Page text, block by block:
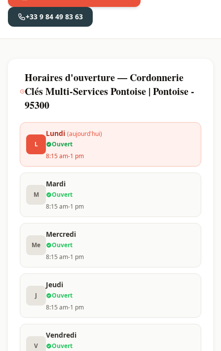
+33 9 84 49 83 63
Horaires d'ouverture — Cordonnerie
Clés Multi-Services Pontoise | Pontoise -
95300
L
Lundi (aujourd'hui)
Ouvert
8:15 am-1 pm
M
Mardi
Ouvert
8:15 am-1 pm
Me
Mercredi
Ouvert
8:15 am-1 pm
J
Jeudi
Ouvert
8:15 am-1 pm
V
Vendredi
Ouvert